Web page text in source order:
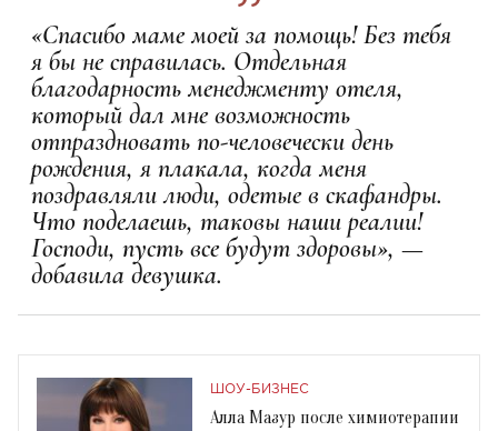
«Спасибо маме моей за помощь! Без тебя
я бы не справилась. Отдельная
благодарность менеджменту отеля,
который дал мне возможность
отпраздновать по-человечески день
рождения, я плакала, когда меня
поздравляли люди, одетые в скафандры.
Что поделаешь, таковы наши реалии!
Господи, пусть все будут здоровы», —
добавила девушка.
ШОУ-БИЗНЕС
Алла Мазур после химиотерапии